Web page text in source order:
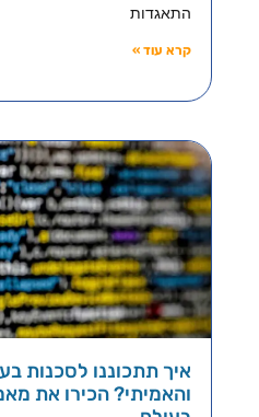
התאגדות
קרא עוד »
איך תתכוננו לסכנות
והאמיתי? הכירו את